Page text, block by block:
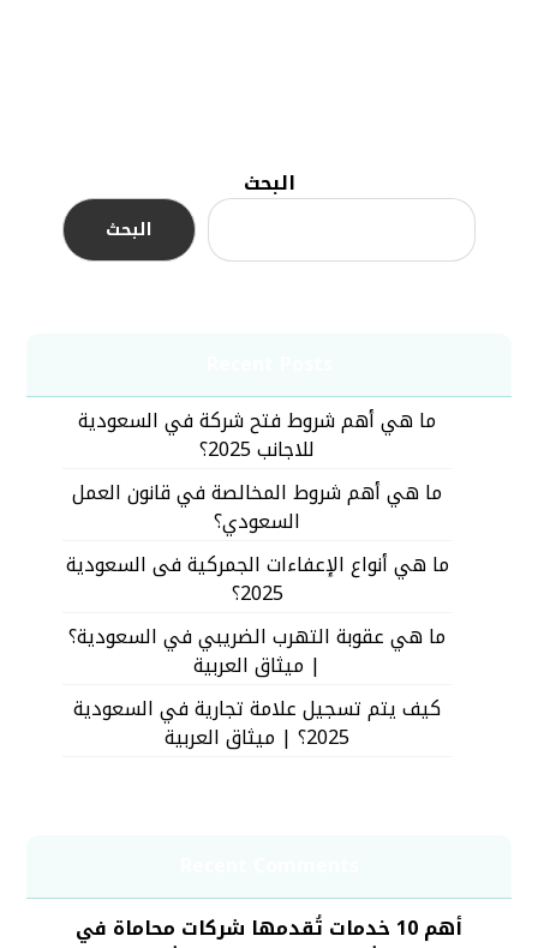
البحث
البحث
ما هي أهم شروط فتح شركة في السعودية
للاجانب 2025؟
ما هي أهم شروط المخالصة في قانون العمل
السعودي؟
ما هي أنواع الإعفاءات الجمركية فى السعودية
2025؟
ما هي عقوبة التهرب الضريبي في السعودية؟
| ميثاق العربية
كيف يتم تسجيل علامة تجارية في السعودية
2025؟ | ميثاق العربية
أهم 10 خدمات تُقدمها شركات محاماة في